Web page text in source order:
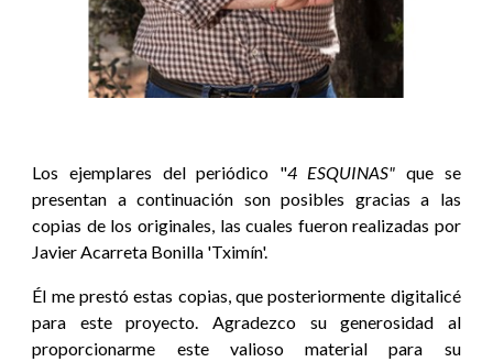
Los ejemplares del periódico "4 ESQUINAS" que se
presentan a continuación son posibles gracias a las
copias de los originales, las cuales fueron realizadas por
Javier Acarreta Bonilla 'Tximín'.
Él me prestó estas copias, que posteriormente digitalicé
para este proyecto. Agradezco su generosidad al
proporcionarme este valioso material para su